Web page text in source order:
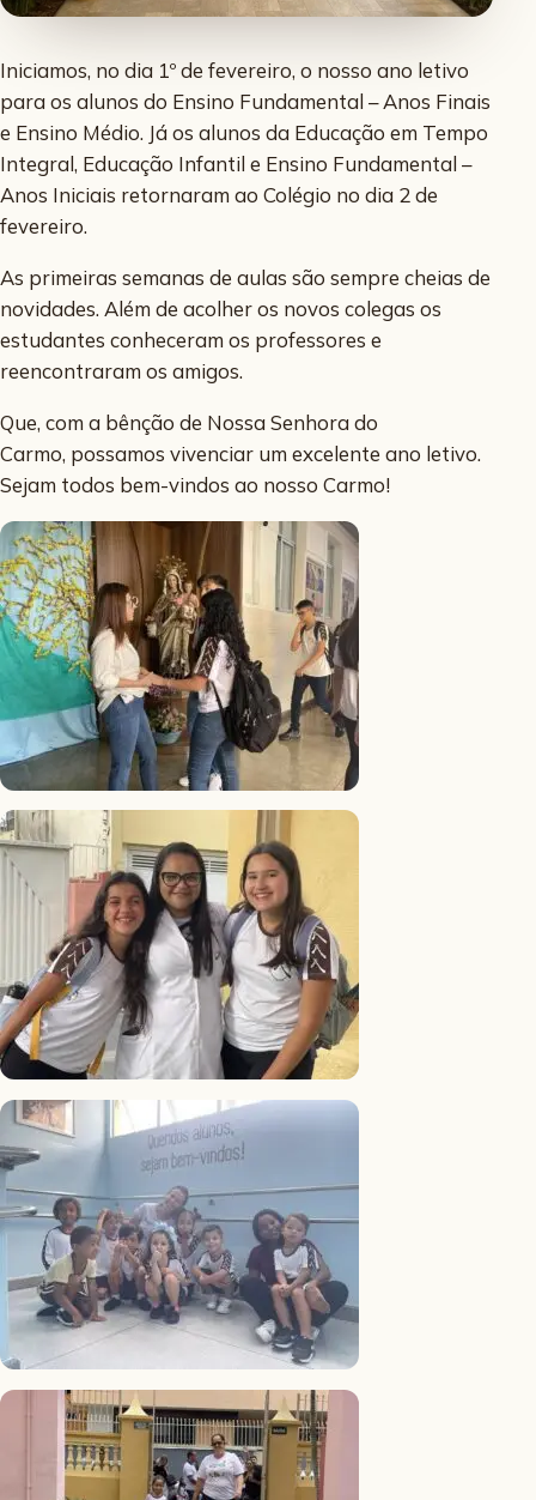
Iniciamos, no dia 1º de fevereiro, o nosso ano letivo
para os alunos do Ensino Fundamental – Anos Finais
e Ensino Médio. Já os alunos da Educação em Tempo
Integral, Educação Infantil e Ensino Fundamental –
Anos Iniciais retornaram ao Colégio no dia 2 de
fevereiro.
As primeiras semanas de aulas são sempre cheias de
novidades. Além de acolher os novos colegas os
estudantes conheceram os professores e
reencontraram os amigos.
Que, com a bênção de Nossa Senhora do
Carmo, possamos vivenciar um excelente ano letivo.
Sejam todos bem-vindos ao nosso Carmo!